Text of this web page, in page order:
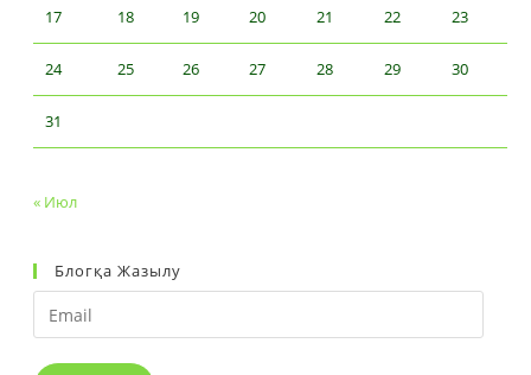
17 18 19 20 21 22 23
24 25 26 27 28 29 30
31
« Июл
Блогқа Жазылу
Email